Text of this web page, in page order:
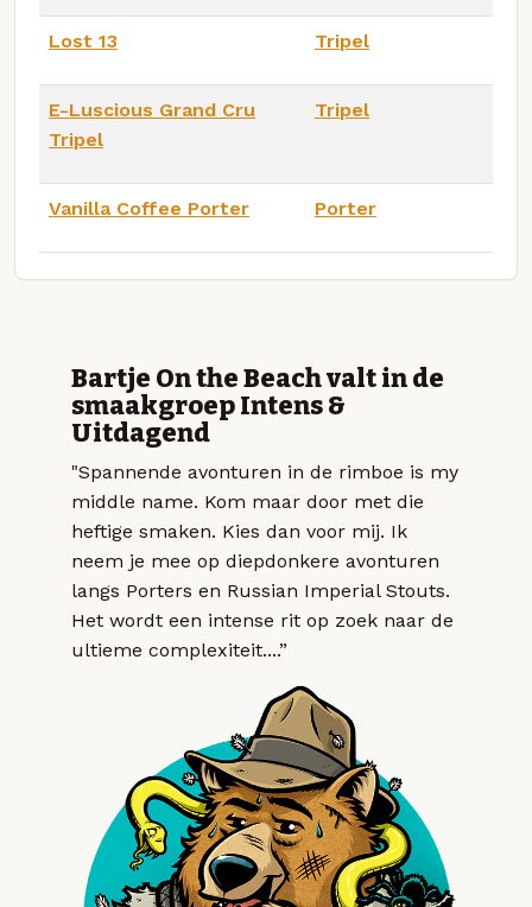
Lost 13 Tripel
E-Luscious Grand Cru
Tripel
Tripel
Vanilla Coffee Porter Porter
Bartje On the Beach valt in de
smaakgroep Intens &
Uitdagend
"Spannende avonturen in de rimboe is my
middle name. Kom maar door met die
heftige smaken. Kies dan voor mij. Ik
neem je mee op diepdonkere avonturen
langs Porters en Russian Imperial Stouts.
Het wordt een intense rit op zoek naar de
ultieme complexiteit....”